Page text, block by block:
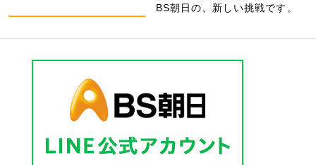
BS朝日の、新しい挑戦です。